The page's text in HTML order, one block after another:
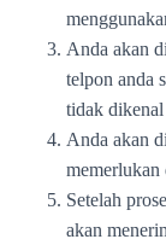
Anda akan
telpon anda
tidak dikenal
Anda akan
memerlukan
Setelah
akan